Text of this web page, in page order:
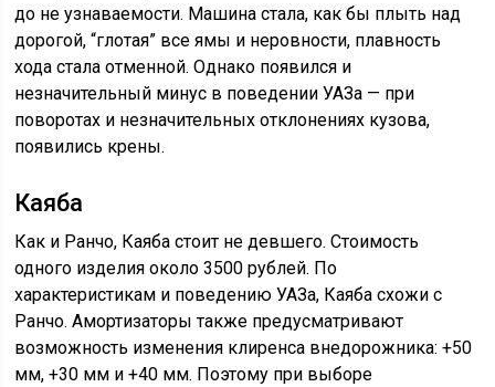
до не узнаваемости. Машина стала, как бы плыть над
дорогой, “глотая” все ямы и неровности, плавность
хода стала отменной. Однако появился и
незначительный минус в поведении УАЗа — при
поворотах и незначительных отклонениях кузова,
появились крены.
Каяба
Как и Ранчо, Каяба стоит не девшего. Стоимость
одного изделия около 3500 рублей. По
характеристикам и поведению УАЗа, Каяба схожи с
Ранчо. Амортизаторы также предусматривают
возможность изменения клиренса внедорожника: +50
мм, +30 мм и +40 мм. Поэтому при выборе